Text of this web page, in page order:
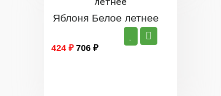
Яблоня Белое летнее
424 ₽ 706 ₽